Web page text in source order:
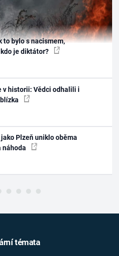
to bylo s nacismem,
je diktátor?
v historii: Vědci odhalili i
Plzeň uniklo oběma
náhoda
témata